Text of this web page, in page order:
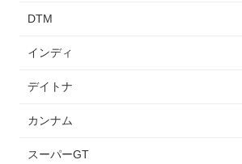
DTM
インディ
デイトナ
カンナム
スーパーGT